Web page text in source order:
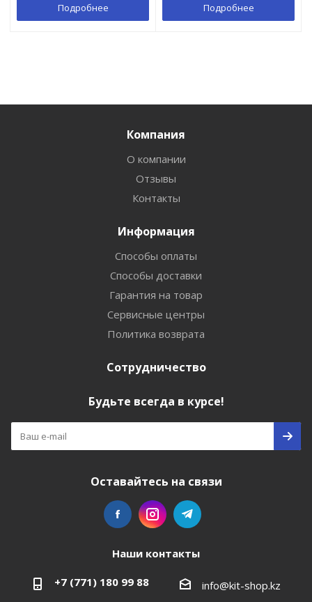
Подробнее Подробнее
Компания
О компании
Отзывы
Контакты
Информация
Способы оплаты
Способы доставки
Гарантия на товар
Сервисные центры
Политика возврата
Сотрудничество
Будьте всегда в курсе!
Оставайтесь на связи
Наши контакты
+7 (771) 180 99 88 info@kit-shop.kz